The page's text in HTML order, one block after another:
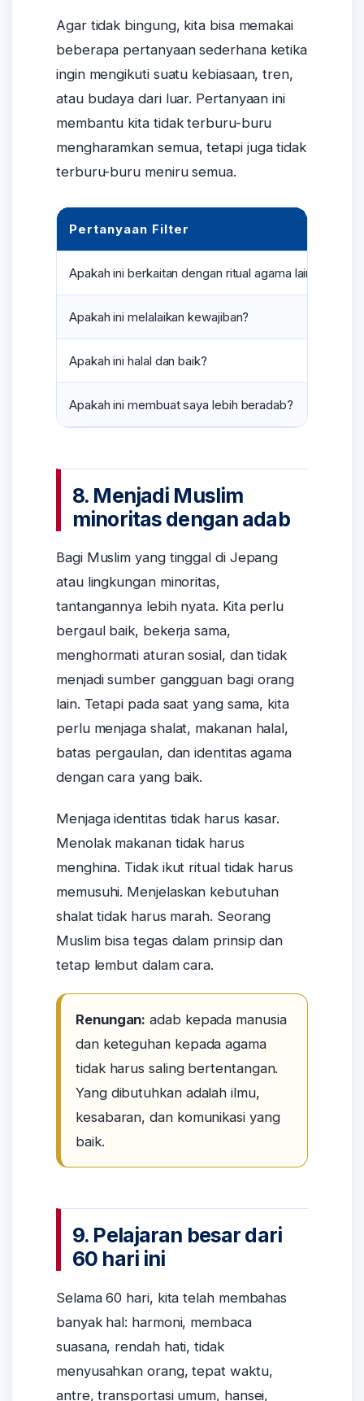
Agar tidak bingung, kita bisa memakai
beberapa pertanyaan sederhana ketika
ingin mengikuti suatu kebiasaan, tren,
atau budaya dari luar. Pertanyaan ini
membantu kita tidak terburu-buru
mengharamkan semua, tetapi juga tidak
terburu-buru meniru semua.
Pertanyaan Filter
Apakah ini berkaitan dengan ritual agama lain?
Apakah ini melalaikan kewajiban?
Apakah ini halal dan baik?
Apakah ini membuat saya lebih beradab?
8. Menjadi Muslim
minoritas dengan adab
Bagi Muslim yang tinggal di Jepang
atau lingkungan minoritas,
tantangannya lebih nyata. Kita perlu
bergaul baik, bekerja sama,
menghormati aturan sosial, dan tidak
menjadi sumber gangguan bagi orang
lain. Tetapi pada saat yang sama, kita
perlu menjaga shalat, makanan halal,
batas pergaulan, dan identitas agama
dengan cara yang baik.
Menjaga identitas tidak harus kasar.
Menolak makanan tidak harus
menghina. Tidak ikut ritual tidak harus
memusuhi. Menjelaskan kebutuhan
shalat tidak harus marah. Seorang
Muslim bisa tegas dalam prinsip dan
tetap lembut dalam cara.
Renungan: adab kepada manusia
dan keteguhan kepada agama
tidak harus saling bertentangan.
Yang dibutuhkan adalah ilmu,
kesabaran, dan komunikasi yang
baik.
9. Pelajaran besar dari
60 hari ini
Selama 60 hari, kita telah membahas
banyak hal: harmoni, membaca
suasana, rendah hati, tidak
menyusahkan orang, tepat waktu,
antre, transportasi umum, hansei,